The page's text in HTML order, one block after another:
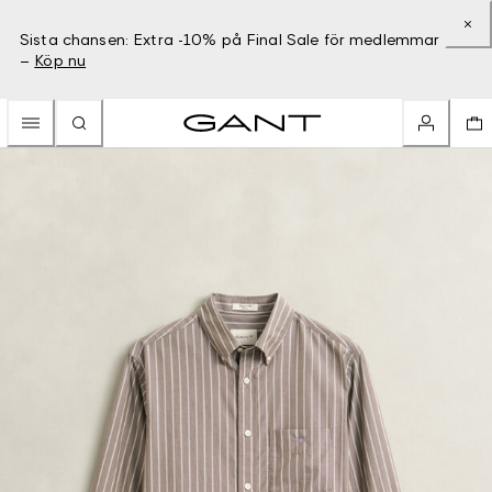
Sista chansen: Extra -10% på Final Sale för medlemmar
– Köp nu